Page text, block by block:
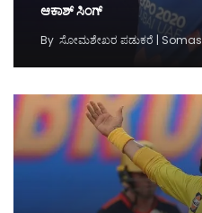
ಆಕಾಶ್ ಸಿಂಗ್
By ಸೋಮಶೇಖರ ಪಡುಕರೆ |